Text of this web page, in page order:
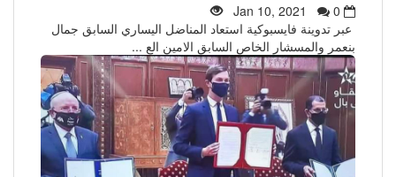
Jan 10, 2021
0
عبر تدوينة فايسبوكية استعاد المناضل اليساري السابق جمال
بنعمر والمسشار الخاص السابق الامين الع ...